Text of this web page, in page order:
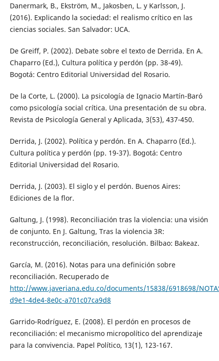
Danermark, B., Ekström, M., Jakosben, L. y Karlsson, J.
(2016). Explicando la sociedad: el realismo crítico en las
ciencias sociales. San Salvador: UCA.
De Greiff, P. (2002). Debate sobre el texto de Derrida. En A.
Chaparro (Ed.), Cultura política y perdón (pp. 38-49).
Bogotá: Centro Editorial Universidad del Rosario.
De la Corte, L. (2000). La psicología de Ignacio Martín-Baró
como psicología social crítica. Una presentación de su obra.
Revista de Psicología General y Aplicada, 3(53), 437-450.
Derrida, J. (2002). Política y perdón. En A. Chaparro (Ed.).
Cultura política y perdón (pp. 19-37). Bogotá: Centro
Editorial Universidad del Rosario.
Derrida, J. (2003). El siglo y el perdón. Buenos Aires:
Ediciones de la flor.
Galtung, J. (1998). Reconciliación tras la violencia: una visión
de conjunto. En J. Galtung, Tras la violencia 3R:
reconstrucción, reconciliación, resolución. Bilbao: Bakeaz.
García, M. (2016). Notas para una definición sobre
reconciliación. Recuperado de
http://www.javeriana.edu.co/documents/15838/6918698/
d9e1-4de4-8e0c-a701c07ca9d8
Garrido-Rodríguez, E. (2008). El perdón en procesos de
reconciliación: el mecanismo micropolítico del aprendizaje
para la convivencia. Papel Político, 13(1), 123-167.